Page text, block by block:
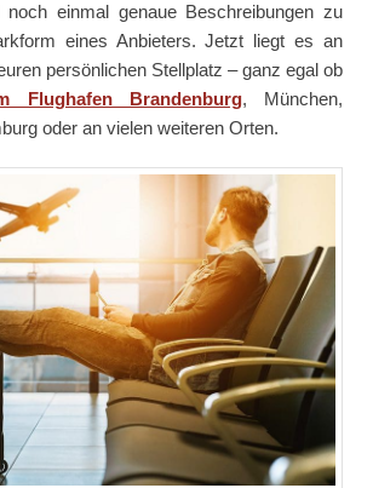
noch einmal genaue Beschreibungen zu
eines Anbieters. Jetzt liegt es an
persönlichen Stellplatz – ganz egal ob
Flughafen Brandenburg, München,
oder an vielen weiteren Orten.